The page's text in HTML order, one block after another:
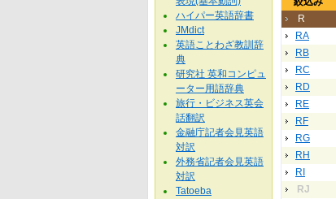
R
RA
RB
RC
RD
RE
RF
RG
RH
RI
RJ
ハイパー英語辞書
JMdict
英語ことわざ教訓辞
典
研究社 英和コンピュ
ーター用語辞典
旅行・ビジネス英会
話翻訳
金融庁記者会見英語
対訳
外務省記者会見英語
対訳
Tatoeba